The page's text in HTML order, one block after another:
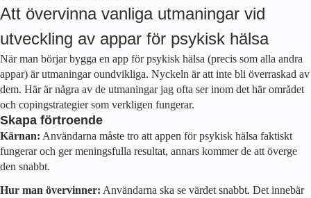
Att övervinna vanliga utmaningar vid
utveckling av appar för psykisk hälsa
När man börjar bygga en app för psykisk hälsa (precis som alla andra
appar) är utmaningar oundvikliga. Nyckeln är att inte bli överraskad av
dem. Här är några av de utmaningar jag ofta ser inom det här området
och copingstrategier som verkligen fungerar.
Skapa förtroende
Kärnan: Användarna måste tro att appen för psykisk hälsa faktiskt
fungerar och ger meningsfulla resultat, annars kommer de att överge
den snabbt.
Hur man övervinner: Användarna ska se värdet snabbt. Det innebär